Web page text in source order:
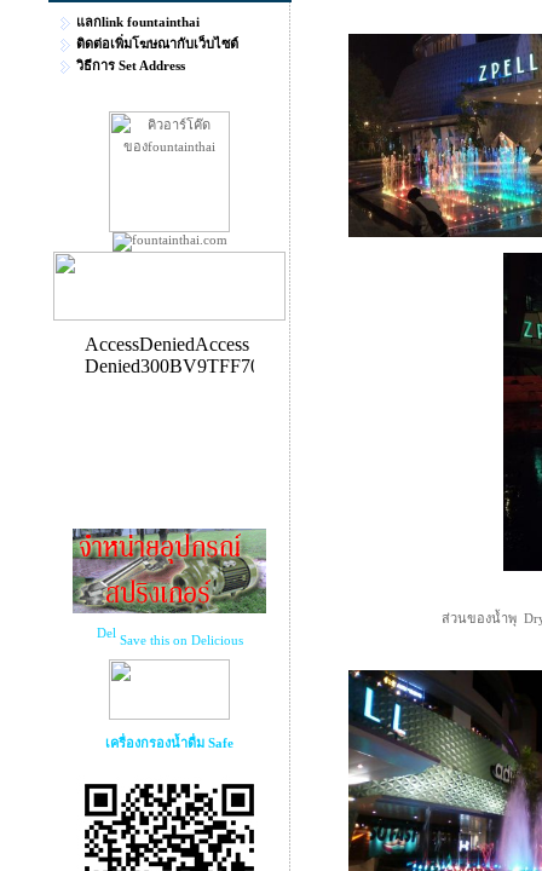
แลกlink fountainthai
ติดต่อเพิ่มโฆษณากับเว็บไซต์
วิธีการ Set Address
Save this on Delicious
เครื่องกรองน้ำดื่ม Safe
ส่วนของน้ำพุ Dry